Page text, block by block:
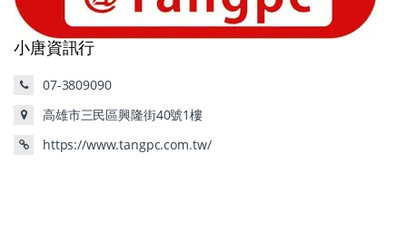
小唐資訊行
07-3809090
高雄市三民區興隆街40號1樓
https://www.tangpc.com.tw/